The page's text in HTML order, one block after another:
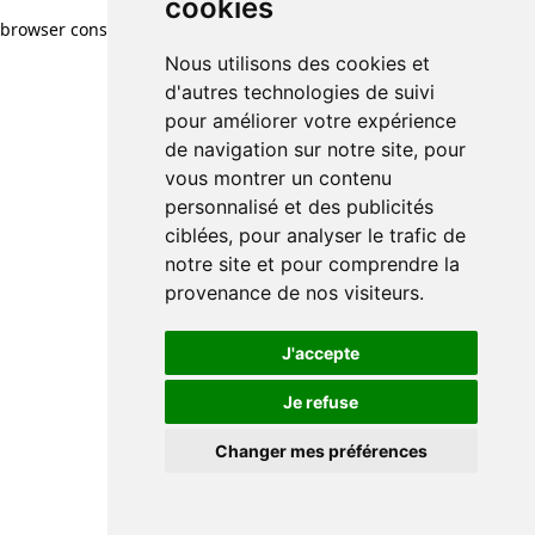
cookies
Nous utilisons des cookies et
d'autres technologies de suivi
pour améliorer votre expérience
de navigation sur notre site, pour
vous montrer un contenu
personnalisé et des publicités
ciblées, pour analyser le trafic de
notre site et pour comprendre la
provenance de nos visiteurs.
J'accepte
Je refuse
Changer mes préférences
browser console for more information)